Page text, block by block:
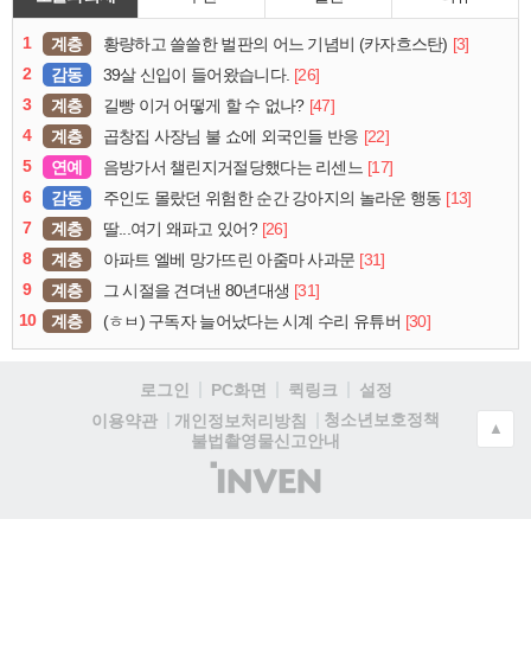
1 계층 황량하고 쓸쓸한 벌판의 어느 기념비 (카자흐스탄) [3]
2
감동 39살 신입이 들어왔습니다. [26]
3
계층 길빵 이거 어떻게 할 수 없나? [47]
4
계층 곱창집 사장님 불 쇼에 외국인들 반응 [22]
5
연예 음방가서 챌린지거절당했다는 리센느 [17]
6
감동 주인도 몰랐던 위험한 순간 강아지의 놀라운 행동 [13]
7
계층 딸...여기 왜파고 있어? [26]
8
계층 아파트 엘베 망가뜨린 아줌마 사과문 [31]
9
계층 그 시절을 견뎌낸 80년대생 [31]
10
계층 (ㅎㅂ) 구독자 늘어났다는 시계 수리 유튜버 [30]
로그인 PC화면 퀵링크
설정
이용약관
개인정보처리방침
청소년보호정책
불법촬영물신고안내
(주)
인
▲